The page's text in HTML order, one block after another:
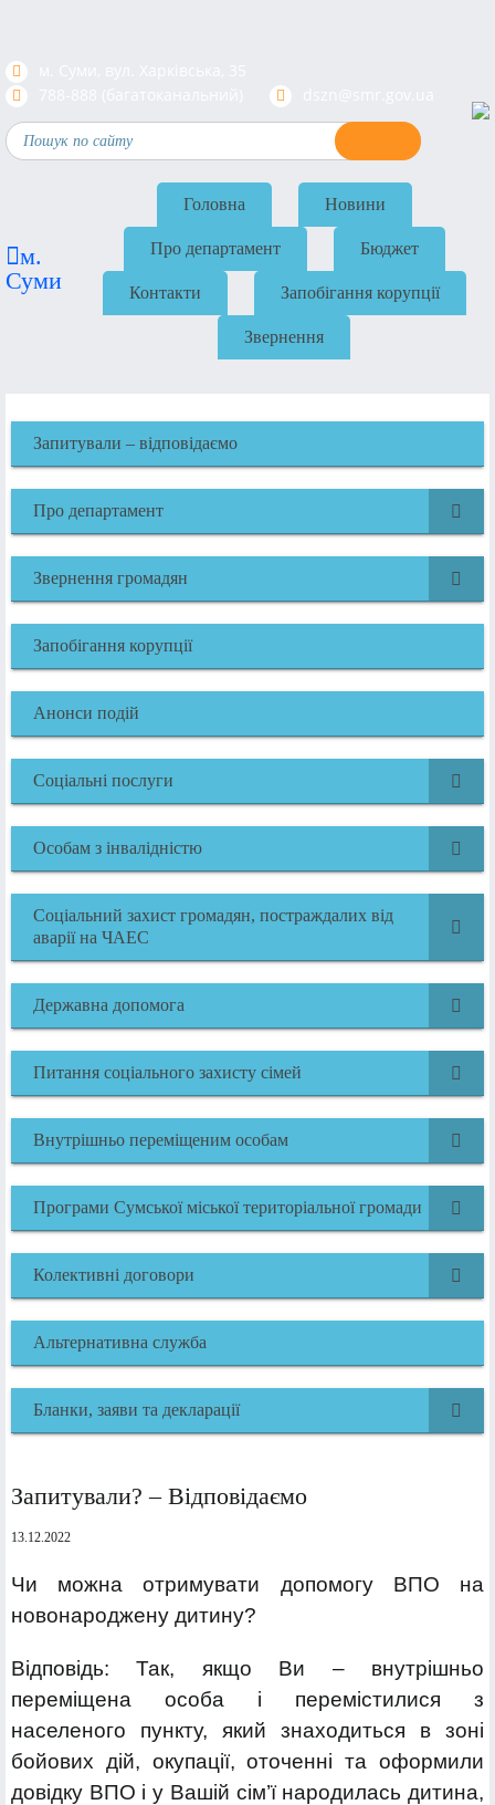
м.
Суми
Головна Новини
Про департамент Бюджет
Контакти Запобігання корупції
Звернення
Запитували – відповідаємо
Про департамент
Звернення громадян
Запобігання корупції
Анонси подій
Соціальні послуги
Особам з інвалідністю
Соціальний захист громадян, постраждалих від
аварії на ЧАЕС
Державна допомога
Питання соціального захисту сімей
Внутрішньо переміщеним особам
Програми Сумської міської територіальної громади
Колективні договори
Альтернативна служба
Бланки, заяви та декларації
Запитували? – Відповідаємо
13.12.2022
Чи можна отримувати допомогу ВПО на
новонароджену дитину?
Відповідь: Так, якщо Ви – внутрішньо
переміщена особа і перемістилися з
населеного пункту, який знаходиться в зоні
бойових дій, окупації, оточенні та оформили
довідку ВПО і у Вашій сім’ї народилась дитина,